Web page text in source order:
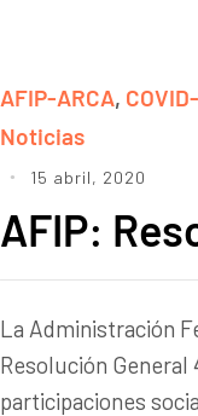
AFIP-ARCA,
Noticias
15 abril, 2020
AFIP:
La Administración
Resolución
participaciones